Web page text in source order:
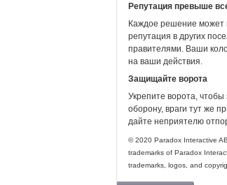
Репутация превыше
Каждое решение может
репутация в других
правителями. Ваши
на ваши действия.
Защищайте ворота
Укрепите ворота,
оборону, враги тут же
дайте неприятелю
© 2020 Paradox Interactive
trademarks of Paradox
trademarks, logos, and